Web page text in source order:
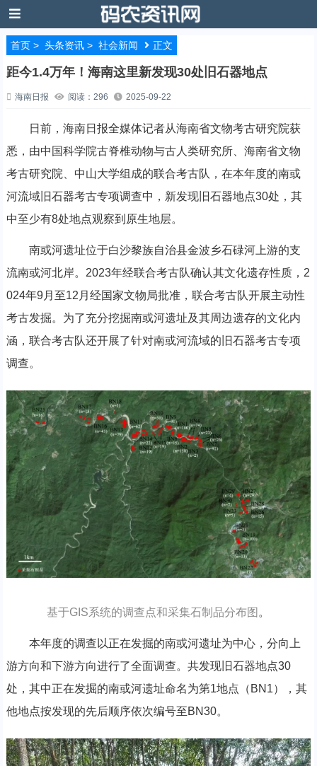
首页> 头条资讯> 社会新闻 正文
距今1.4万年！海南这里新发现30处旧石器地点
海南日报 阅读：296 2025-09-22
日前，海南日报全媒体记者从海南省文物考古研究院获
悉，由中国科学院古脊椎动物与古人类研究所、海南省文物
考古研究院、中山大学组成的联合考古队，在本年度的南或
河流域旧石器考古专项调查中，新发现旧石器地点30处，其
中至少有8处地点观察到原生地层。
南或河遗址位于白沙黎族自治县金波乡石碌河上游的支
流南或河北岸。2023年经联合考古队确认其文化遗存性质，2
024年9月至12月经国家文物局批准，联合考古队开展主动性
考古发掘。为了充分挖掘南或河遗址及其周边遗存的文化内
涵，联合考古队还开展了针对南或河流域的旧石器考古专项
调查。
基于GIS系统的调查点和采集石制品分布图 。
本年度的调查以正在发掘的南或河遗址为中心，分向上
游方向和下游方向进行了全面调查。共发现旧石器地点30
处，其中正在发掘的南或河遗址命名为第1地点（BN1），其
他地点按发现的先后顺序依次编号至BN30。